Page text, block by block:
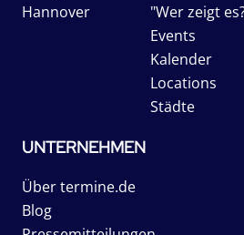
Hannover
"Wer zeigt
Events
Kalender
Locations
Städte
UNTERNEHMEN
Über termine.de
Blog